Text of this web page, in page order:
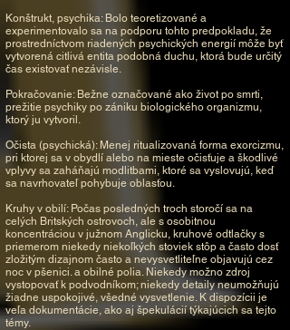
Konštrukt, psychika: Bolo teoretizované a
experimentovalo sa na podporu tohto predpokladu, že
prostredníctvom riadených psychických energií môže byť
vytvorená citlivá entita podobná duchu, ktorá bude určitý
čas existovať nezávisle.
Pokračovanie: Bežne označované ako život po smrti,
prežitie psychiky po zániku biologického organizmu,
ktorý ju vytvoril.
Očista (psychická): Menej ritualizovaná forma exorcizmu,
pri ktorej sa v obydlí alebo na mieste očisťuje a škodlivé
vplyvy sa zaháňajú modlitbami, ktoré sa vyslovujú, keď
sa navrhovateľ pohybuje oblasťou.
Kruhy v obilí: Počas posledných troch storočí sa na
celých Britských ostrovoch, ale s osobitnou
koncentráciou v južnom Anglicku, kruhové odtlačky s
priemerom niekedy niekoľkých stoviek stôp a často dosť
zložitým dizajnom často a nevysvetliteľne objavujú cez
noc v pšenici. a obilné polia. Niekedy možno zdroj
vystopovať k podvodníkom; niekedy detaily neumožňujú
žiadne uspokojivé, všedné vysvetlenie. K dispozícii je
veľa dokumentácie, ako aj špekulácií týkajúcich sa tejto
témy.